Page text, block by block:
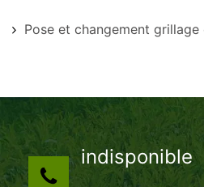
Pose et changement
indisponible